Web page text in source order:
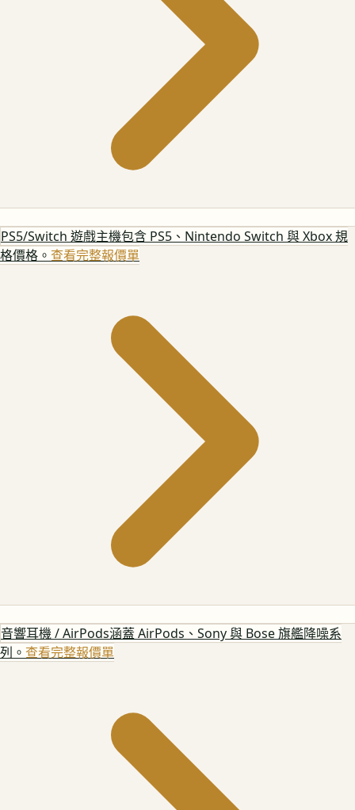
PS5/Switch 遊戲主機包含 PS5、Nintendo Switch 與 Xbox 規
格價格。 查看完整報價單
音響耳機 / AirPods涵蓋 AirPods、Sony 與 Bose 旗艦降噪系
列。 查看完整報價單